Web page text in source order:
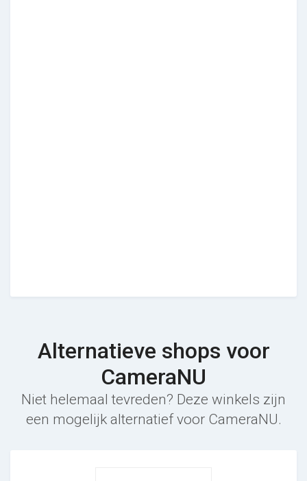
Alternatieve shops voor
CameraNU
Niet helemaal tevreden? Deze winkels zijn
een mogelijk alternatief voor CameraNU.